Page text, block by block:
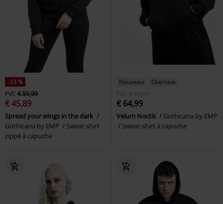
-23 %
PVC € 59,99
€ 45,89
Spread your wings in the dark
Gothicana by EMP
Sweat-shirt
zippé à capuche
Nouveau
Oversize
PVC € 69,99
€ 64,99
Velum Noctis
Gothicana by EMP
Sweat-shirt à capuche